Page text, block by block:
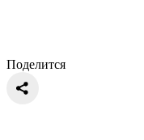
Поделится